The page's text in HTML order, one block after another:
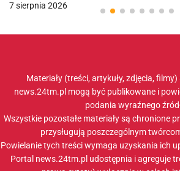
7 sierpnia 2026
Materiały (treści, artykuły, zdjęcia,
news.24tm.pl mogą być publikowane i
podania wyraźnego
Wszystkie pozostałe materiały są chronione
przysługują poszczególnym
Powielanie tych treści wymaga uzyskania ich
Portal news.24tm.pl udostępnia i agreguje